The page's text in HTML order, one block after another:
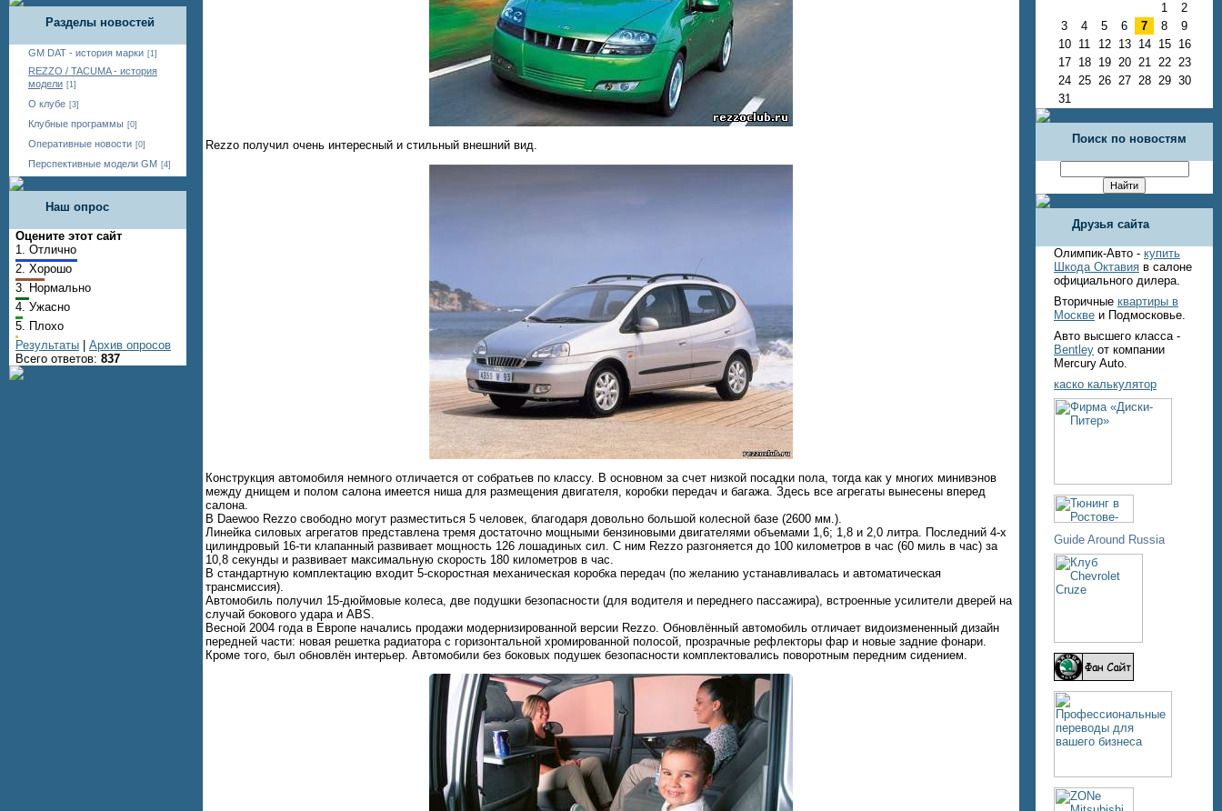
Разделы новостей
GM DAT - история марки [1]
REZZO / TACUMA - история
модели [1]
О клубе [3]
Клубные программы [0]
Оперативные новости [0]
Перспективные модели GM [4]
Наш опрос
Оцените этот сайт
1. Отлично
2. Хорошо
3. Нормально
4. Ужасно
5. Плохо
Результаты
Архив опросов
Всего ответов: 837
Rezzo получил очень интересный и стильный внешний вид.
Конструкция автомобиля немного отличается от собратьев по классу. В основном за счет низкой посадки пола, тогда как у многих минивэнов
между днищем и полом салона имеется ниша для размещения двигателя, коробки передач и багажа. Здесь все агрегаты вынесены вперед
салона.
В Daewoo Rezzo свободно могут разместиться 5 человек, благодаря довольно большой колесной базе (2600 мм.).
Линейка силовых агрегатов представлена тремя достаточно мощными бензиновыми двигателями объемами 1,6; 1,8 и 2,0 литра. Последний 4-х
цилиндровый 16-ти клапанный развивает мощность 126 лошадиных сил. С ним Rezzo разгоняется до 100 километров в час (60 миль в час) за
10,8 секунды и развивает максимальную скорость 180 километров в час.
В стандартную комплектацию входит 5-скоростная механическая коробка передач (по желанию устанавливалась и автоматическая
трансмиссия).
Автомобиль получил 15-дюймовые колеса, две подушки безопасности (для водителя и переднего пассажира), встроенные усилители дверей на
случай бокового удара и АBS.
Весной 2004 года в Европе начались продажи модернизированной версии Rezzo. Обновлённый автомобиль отличает видоизмененный дизайн
передней части: новая решетка радиатора с горизонтальной хромированной полосой, прозрачные рефлекторы фар и новые задние фонари.
Кроме того, был обновлён интерьер. Автомобили без боковых подушек безопасности комплектовались поворотным передним сидением.
1
2
3
4 5 6 7 8
9
10
11 12 13 14 15
16
17
18 19 20 21 22 23
24 25 26 27 28 29 30
31
Поиск по новостям
Друзья сайта
Олимпик-Авто - купить
Шкода Октавия в салоне
официального дилера.
Вторичные квартиры в
Москве и Подмосковье.
Авто высшего класса -
Bentley от компании
Mercury Auto.
каско калькулятор
Guide Around Russia